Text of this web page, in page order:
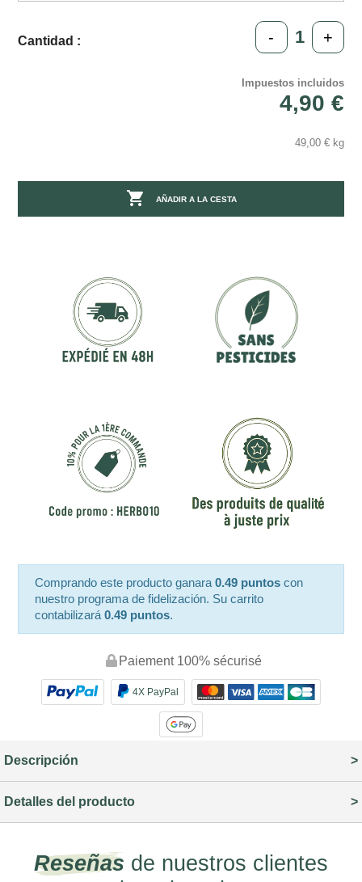
Cantidad : - +
Impuestos incluidos
4,90 €
49,00 € kg
 AÑADIR A LA CESTA
Comprando este producto ganara0.49 puntos con
nuestro programa de fidelización. Su carrito
contabilizará0.49 puntos.
Paiement 100% sécurisé
4X PayPal
Descripción
Detalles del producto
Reseñas de nuestros clientes